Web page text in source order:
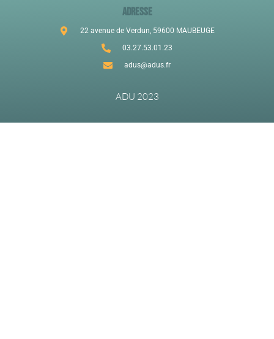
ADRESSE
22 avenue de Verdun, 59600 MAUBEUGE
03.27.53.01.23
adus@adus.fr
ADU 2023